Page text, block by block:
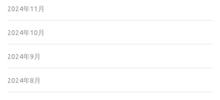
2024年11月
2024年10月
2024年9月
2024年8月